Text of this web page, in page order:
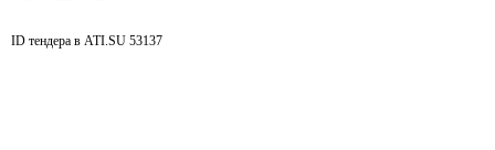
ID тендера в ATI.SU 53137